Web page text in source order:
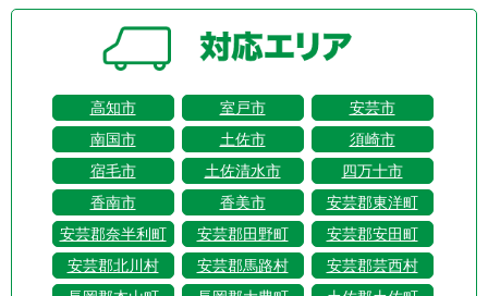
高知市 室戸市
安芸市
南国市
土佐市
須崎市
宿毛市
土佐清水市
四万十市
香南市
香美市
安芸郡東洋町
安芸郡奈半利町
安芸郡田野町
安芸郡安田町
安芸郡北川村
安芸郡馬路村
安芸郡芸西村